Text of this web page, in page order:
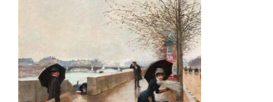
AJOUTER AU PANIER / DÉTAILS